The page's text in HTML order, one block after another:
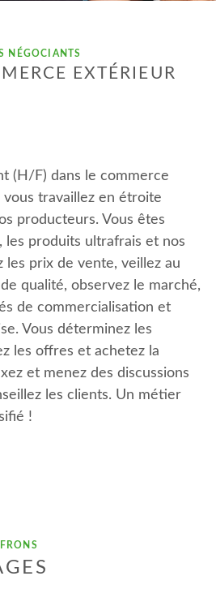
NÉGOCIANTS
EXTÉRIEUR
(H/F) dans le commerce
travaillez en étroite
producteurs. Vous êtes
les produits ultrafrais et nos
les prix de vente, veillez au
qualité, observez le marché,
de commercialisation et
Vous déterminez les
les offres et achetez la
et menez des discussions
les clients. Un métier
!